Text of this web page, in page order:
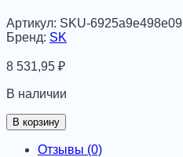
Артикул: SKU-6925a9e498e09
Бренд: SK
8 531,95 ₽
В наличии
Количество
товара
SUBARU
В корзину
Отзывы (0)